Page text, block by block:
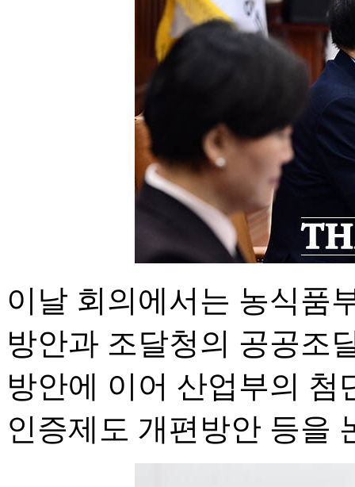
이날 회의에서는 농식품
방안과 조달청의 공공조
방안에 이어 산업부의 첨
인증제도 개편방안 등을